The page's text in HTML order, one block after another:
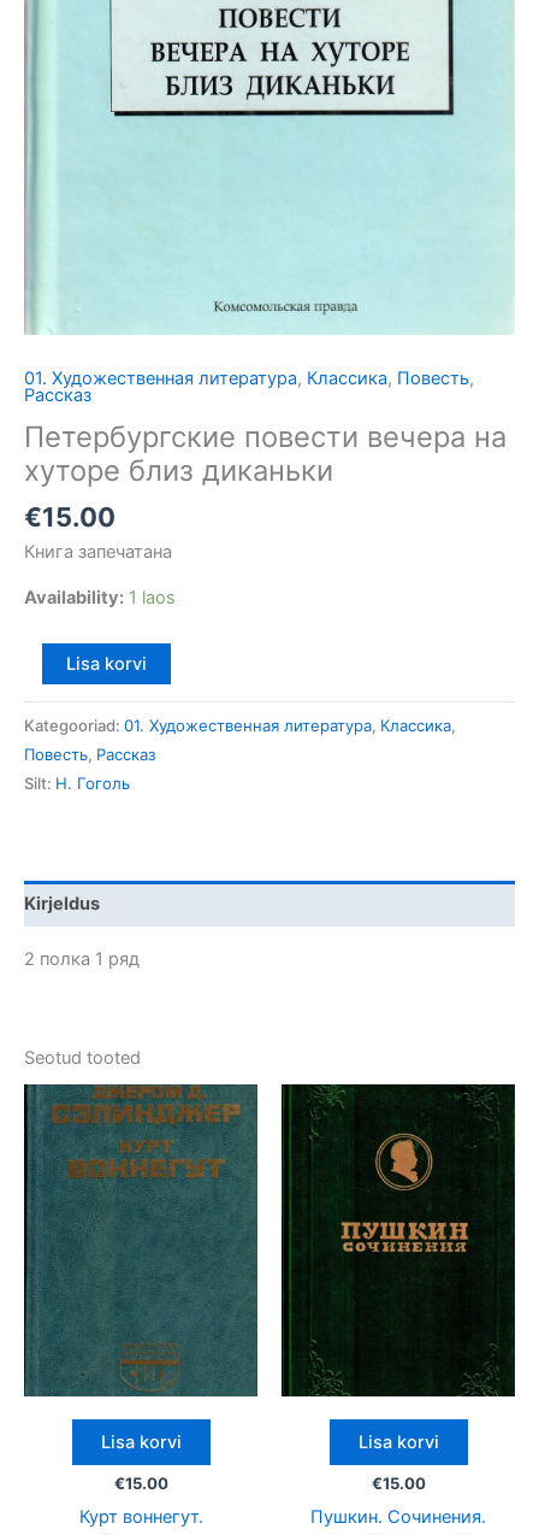
01. Художественная литература, Классика, Повесть,
Рассказ
Петербургские повести вечера на
хуторе близ диканьки
€15.00
Книга запечатана
Availability: 1 laos
Петербургские
вечера
на
близ
диканьки
kogus
Lisa korvi
Kategooriad: 01. Художественная литература, Классика,
Повесть, Рассказ
Silt: Н. Гоголь
Kirjeldus
2 полка 1 ряд
Seotud tooted
Lisa korvi
€15.00
Курт воннегут.
Lisa korvi
€15.00
Пушкин. Сочинения.